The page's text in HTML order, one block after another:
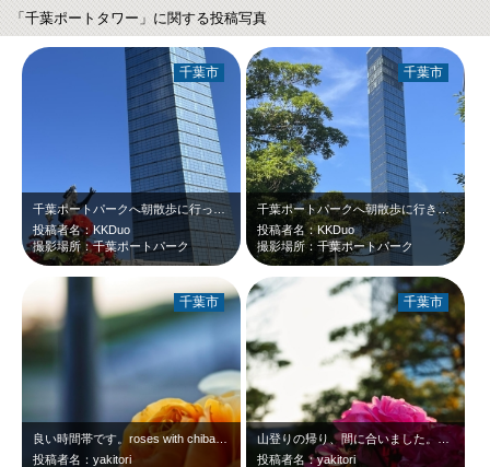
「千葉ポートタワー」に関する投稿写真
千葉ポートパークへ朝散歩に行ってきました、薔薇も綺麗だったので、ポートタワーと…
投稿者名：KKDuo
撮影場所：千葉ポートパーク
千葉市
千葉ポートパークへ朝散歩に行きました、木々の間に見えたポートタワーがとても新鮮…
投稿者名：KKDuo
撮影場所：千葉ポートパーク
千葉市
良い時間帯です。roses with chiba port tower at …
投稿者名：yakitori
千葉市
投稿者名：yakitori
千葉市